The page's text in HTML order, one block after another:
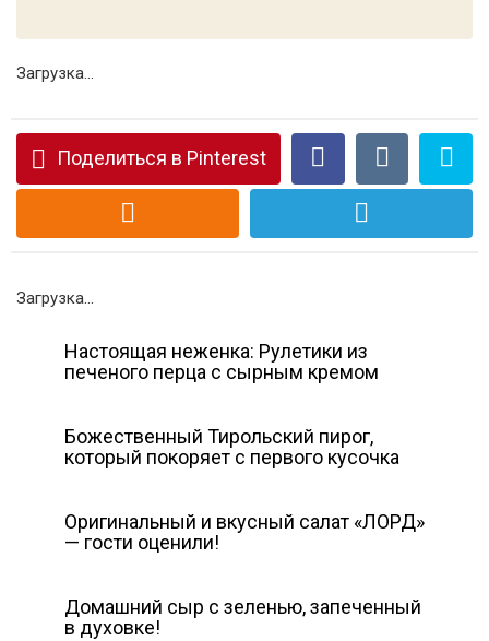
Загрузка...
Поделиться в Pinterest
Загрузка...
Настоящая неженка: Рулетики из
печеного перца с сырным кремом
Божественный Тирольский пирог,
который покоряет с первого кусочка
Оригинальный и вкусный салат «ЛОРД»
— гости оценили!
Домашний сыр с зеленью, запеченный
в духовке!